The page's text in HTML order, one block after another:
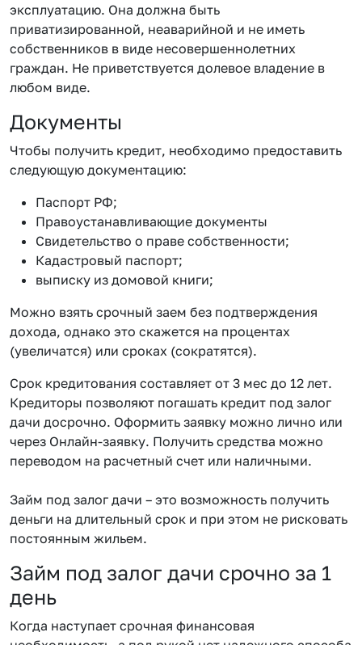
эксплуатацию. Она должна быть
приватизированной, неаварийной и не иметь
собственников в виде несовершеннолетних
граждан. Не приветствуется долевое владение в
любом виде.
Документы
Чтобы получить кредит, необходимо предоставить
следующую документацию:
Паспорт РФ;
Правоустанавливающие документы
Свидетельство о праве собственности;
Кадастровый паспорт;
выписку из домовой книги;
Можно взять срочный заем без подтверждения
дохода, однако это скажется на процентах
(увеличатся) или сроках (сократятся).
Срок кредитования составляет от 3 мес до 12 лет.
Кредиторы позволяют погашать кредит под залог
дачи досрочно. Оформить заявку можно лично или
через Онлайн-заявку. Получить средства можно
переводом на расчетный счет или наличными.
Займ под залог дачи – это возможность получить
деньги на длительный срок и при этом не рисковать
постоянным жильем.
Займ под залог дачи срочно за 1
день
Когда наступает срочная финансовая